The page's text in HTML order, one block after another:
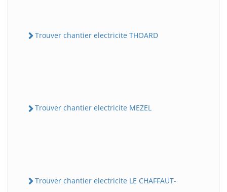
Trouver chantier electricite THOARD
Trouver chantier electricite MEZEL
Trouver chantier electricite LE CHAFFAUT-